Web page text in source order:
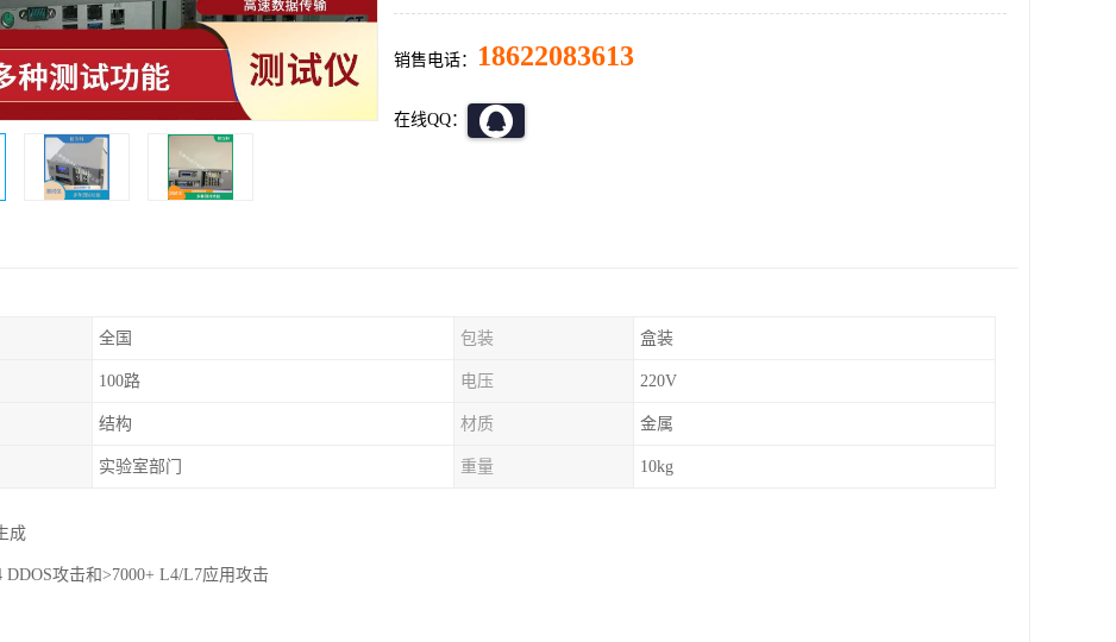
销售电话： 18622083613
在线QQ：
全国 包装 盒装
100路 电压 220V
结构 材质 金属
实验室部门 重量 10kg
成
DDOS攻击和>7000+ L4/L7应用攻击